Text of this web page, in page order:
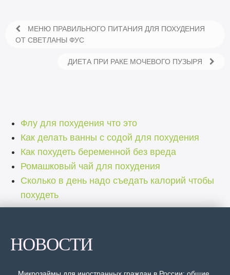
МЕНЮ ПРАВИЛЬНОГО ПИТАНИЯ ДЛЯ ПОХУДЕНИЯ
ОТ СВЕТЛАНЫ ФУС
ДИЕТА ПРИ РАКЕ МОЧЕВОГО ПУЗЫРЯ
Флу для похудения что это
Как делать ванны с содой для похудения
Как похудеть беременной без вреда
Ромашковый чай для похудения
Сколько в день надо съедать калорий чтобы
похудеть
НОВОСТИ